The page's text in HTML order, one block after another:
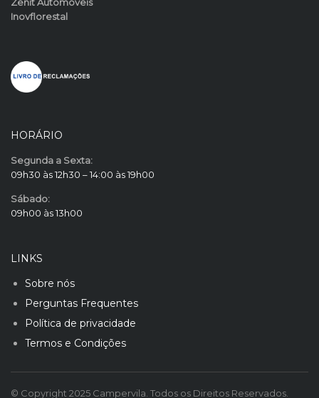
Inovflorestal
HORÁRIO
Segunda a Sexta:
09h30 às 12h30 – 14:00 às 19h00
Sábado:
09h00 às 13h00
LINKS
Sobre nós
Perguntas Frequentes
Política de privacidade
Termos e Condições
© Copyright 2025 Campervila. Todos os Direitos Reservados.